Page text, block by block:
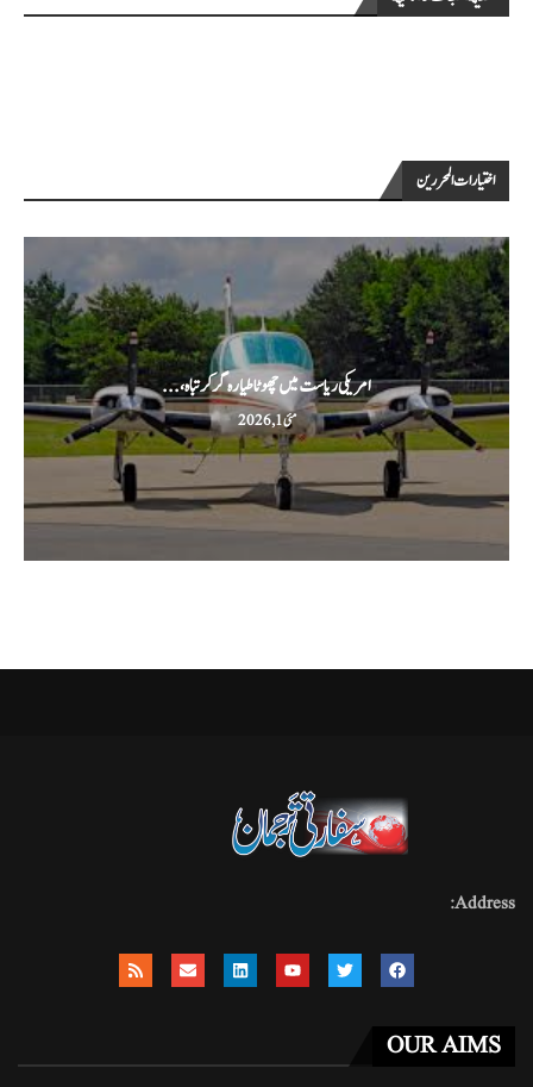
اختيارات المحررين
امریکی ریاست میں چھوٹا طیارہ گر کر تباہ،...
مئی 1, 2026
Address:
OUR AIMS